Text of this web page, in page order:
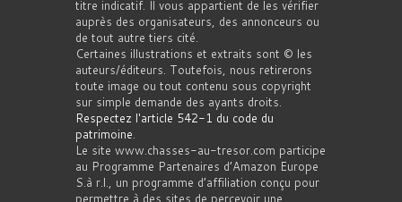
titre indicatif. Il vous appartient de les vérifier
auprès des organisateurs, des annonceurs ou
de tout autre tiers cité.
Certaines illustrations et extraits sont © les
auteurs/éditeurs. Toutefois, nous retirerons
toute image ou tout contenu sous copyright
sur simple demande des ayants droits.
Respectez l'article 542-1 du code du
patrimoine.
Le site www.chasses-au-tresor.com participe
au Programme Partenaires d’Amazon Europe
S.à r.l., un programme d’affiliation conçu pour
permettre à des sites de percevoir une